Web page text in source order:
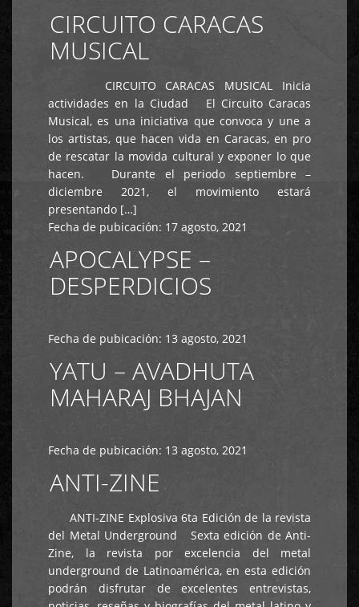
CIRCUITO CARACAS
MUSICAL
CIRCUITO CARACAS MUSICAL Inicia
actividades en la Ciudad El Circuito Caracas
Musical, es una iniciativa que convoca y une a
los artistas, que hacen vida en Caracas, en pro
de rescatar la movida cultural y exponer lo que
hacen. Durante el periodo septiembre –
diciembre 2021, el movimiento estará
presentando […]
Fecha de pubicación: 17 agosto, 2021
APOCALYPSE –
DESPERDICIOS
Fecha de pubicación: 13 agosto, 2021
YATU – AVADHUTA
MAHARAJ BHAJAN
Fecha de pubicación: 13 agosto, 2021
ANTI-ZINE
ANTI-ZINE Explosiva 6ta Edición de la revista
del Metal Underground Sexta edición de Anti-
Zine, la revista por excelencia del metal
underground de Latinoamérica, en esta edición
podrán disfrutar de excelentes entrevistas,